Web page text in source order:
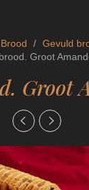
Brood / Gevuld
Groot
Groot